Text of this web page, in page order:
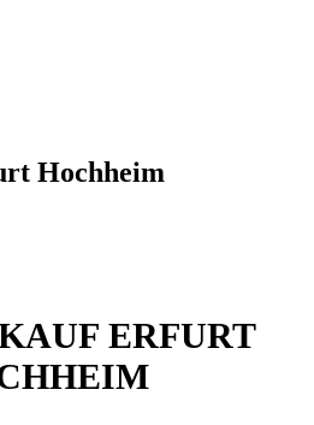
Hochheim
ERFURT